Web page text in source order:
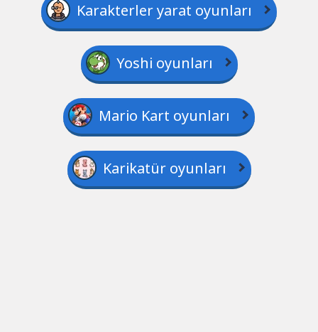
Karakterler yarat oyunları
Yoshi oyunları
Mario Kart oyunları
Karikatür oyunları